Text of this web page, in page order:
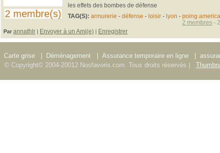
2 membre(s)
les effets des bombes de défense
TAG(S): armurerie - défense - loisir- lyon - poing
Par annathlr | Envoyer à un Ami(e) | Enregistrer
2 membres -
Carte grise Déménagement Assurance temporaire en ligne
© Copyright© 2004-20012 Nosfavoris.com. Tous droits réservés |